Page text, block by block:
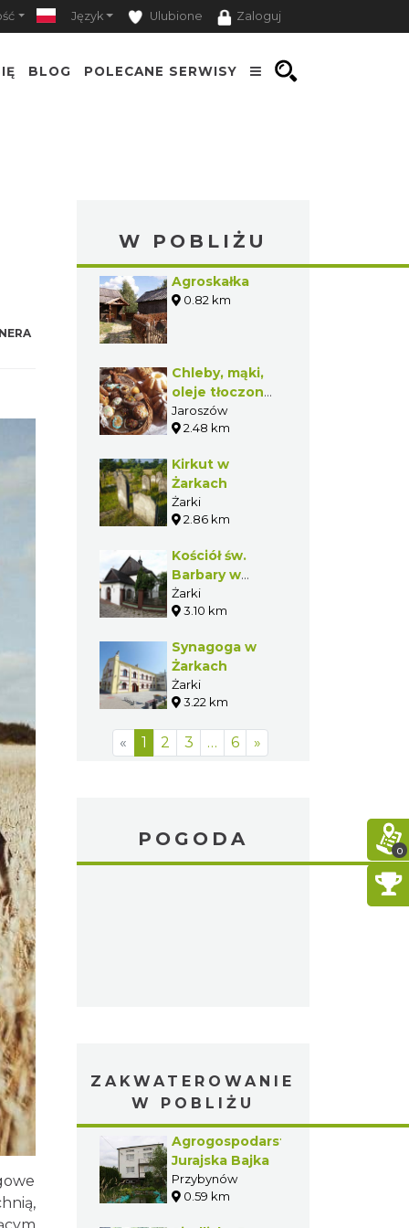
Język Ulubione Zaloguj
BLOG POLECANE SERWISY
W POBLIŻU
Agroskałka
0.82 km
Chleby, mąki,
oleje tłoczone
na zimno
Jaroszów
2.48 km
Kirkut w
Żarkach
Żarki
2.86 km
Kościół św.
Barbary w
Żarkach
Żarki
3.10 km
Synagoga w
Żarkach
Żarki
3.22 km
« 1 2 3 … 6 »
POGODA
ZAKWATEROWANIE
W POBLIŻU
Agrogospodarstwo
Jurajska Bajka
Przybynów
0.59 km
0